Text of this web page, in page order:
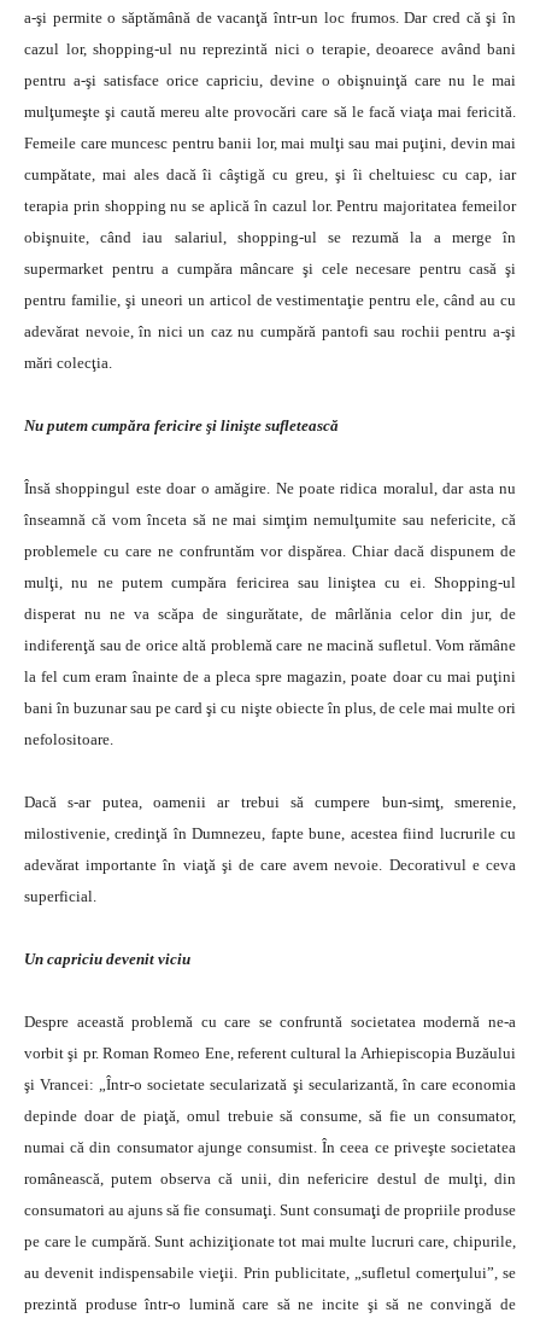
a-şi permite o săptămână de vacanţă într-un loc frumos. Dar cred că şi în
cazul lor, shopping-ul nu reprezintă nici o terapie, deoarece având bani
pentru a-şi satisface orice capriciu, devine o obişnuinţă care nu le mai
mulţumeşte şi caută mereu alte provocări care să le facă viaţa mai fericită.
Femeile care muncesc pentru banii lor, mai mulţi sau mai puţini, devin mai
cumpătate, mai ales dacă îi câştigă cu greu, şi îi cheltuiesc cu cap, iar
terapia prin shopping nu se aplică în cazul lor. Pentru majoritatea femeilor
obişnuite, când iau salariul, shopping-ul se rezumă la a merge în
supermarket pentru a cumpăra mâncare şi cele necesare pentru casă şi
pentru familie, şi uneori un articol de vestimentaţie pentru ele, când au cu
adevărat nevoie, în nici un caz nu cumpără pantofi sau rochii pentru a-şi
mări colecţia.
Nu putem cumpăra fericire şi linişte sufletească
Însă shoppingul este doar o amăgire. Ne poate ridica moralul, dar asta nu
înseamnă că vom înceta să ne mai simţim nemulţumite sau nefericite, că
problemele cu care ne confruntăm vor dispărea. Chiar dacă dispunem de
mulţi, nu ne putem cumpăra fericirea sau liniştea cu ei. Shopping-ul
disperat nu ne va scăpa de singurătate, de mârlănia celor din jur, de
indiferenţă sau de orice altă problemă care ne macină sufletul. Vom rămâne
la fel cum eram înainte de a pleca spre magazin, poate doar cu mai puţini
bani în buzunar sau pe card şi cu nişte obiecte în plus, de cele mai multe ori
nefolositoare.
Dacă s-ar putea, oamenii ar trebui să cumpere bun-simţ, smerenie,
milostivenie, credinţă în Dumnezeu, fapte bune, acestea fiind lucrurile cu
adevărat importante în viaţă şi de care avem nevoie. Decorativul e ceva
superficial.
Un capriciu devenit viciu
Despre această problemă cu care se confruntă societatea modernă ne-a
vorbit şi pr. Roman Romeo Ene, referent cultural la Arhiepiscopia Buzăului
şi Vrancei: „Într-o societate secularizată şi secularizantă, în care economia
depinde doar de piaţă, omul trebuie să consume, să fie un consumator,
numai că din consumator ajunge consumist. În ceea ce priveşte societatea
românească, putem observa că unii, din nefericire destul de mulţi, din
consumatori au ajuns să fie consumaţi. Sunt consumaţi de propriile produse
pe care le cumpără. Sunt achiziţionate tot mai multe lucruri care, chipurile,
au devenit indispensabile vieţii. Prin publicitate, „sufletul comerţului”, se
prezintă produse într-o lumină care să ne incite şi să ne convingă de